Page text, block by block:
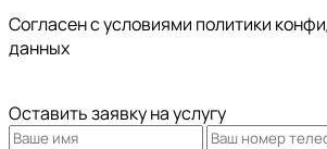
Cогласен с условиями политики
данных
Оставить заявку на услугу